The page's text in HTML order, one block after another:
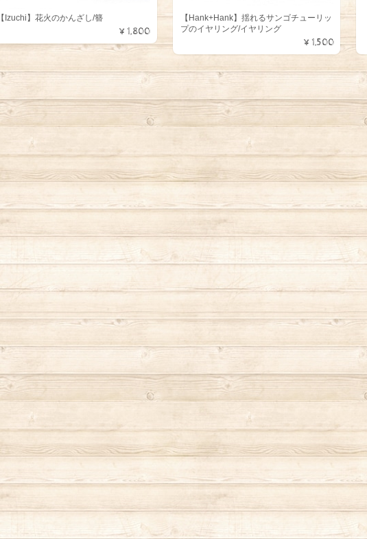
【Izuchi】花火のかんざし/簪
¥1,800
【Hank+Hank】揺れるサンゴチューリッ
プのイヤリング/イヤリング
¥1,500